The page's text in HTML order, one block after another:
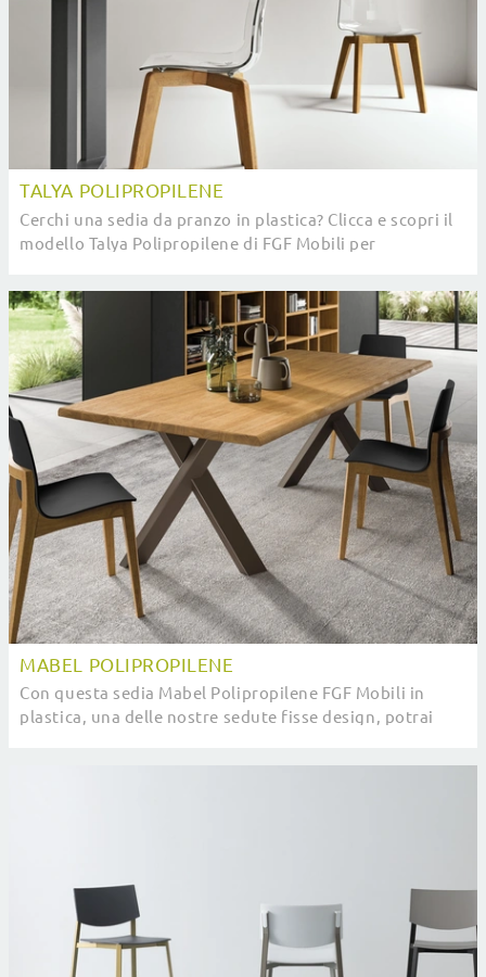
TALYA POLIPROPILENE
Cerchi una sedia da pranzo in plastica? Clicca e scopri il
modello Talya Polipropilene di FGF Mobili per
MABEL POLIPROPILENE
Con questa sedia Mabel Polipropilene FGF Mobili in
plastica, una delle nostre sedute fisse design, potrai